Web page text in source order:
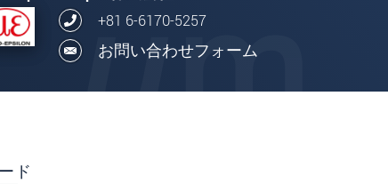
+81 6-6170-5257
お問い合わせフォーム
ド